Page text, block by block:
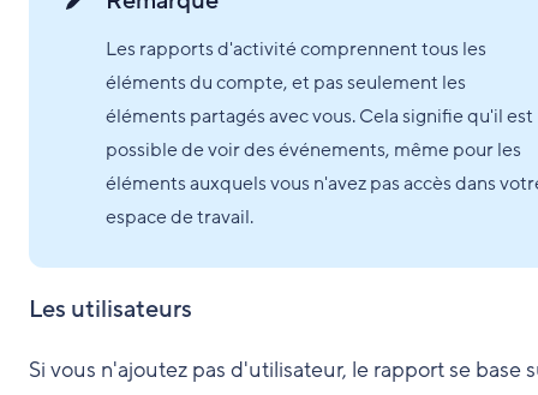
Les rapports d'activité comprennent tous les
éléments du compte, et pas seulement les
éléments partagés avec vous. Cela signifie qu'il est
possible de voir des événements, même pour les
éléments auxquels vous n'avez pas accès dans
espace de travail.
Les utilisateurs
Si vous n'ajoutez pas d'utilisateur, le rapport se base